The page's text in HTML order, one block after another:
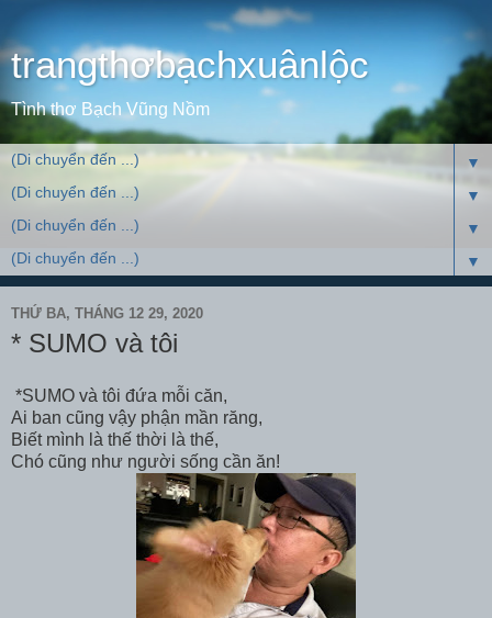
trangthơbạchxuânlộc
Tình thơ Bạch Vũng Nồm
▼
▼
▼
▼
THỨ BA, THÁNG 12 29, 2020
* SUMO và tôi
*SUMO và tôi đứa mỗi căn,
Ai ban cũng vậy phận mần răng,
Biết mình là thế thời là thế,
Chó cũng như người sống cần ăn!